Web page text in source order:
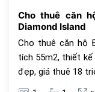
Cho thuê căn
Diamond Island
Cho thuê căn hộ
tích 55m2, thiết kế
đẹp, giá thuê 18